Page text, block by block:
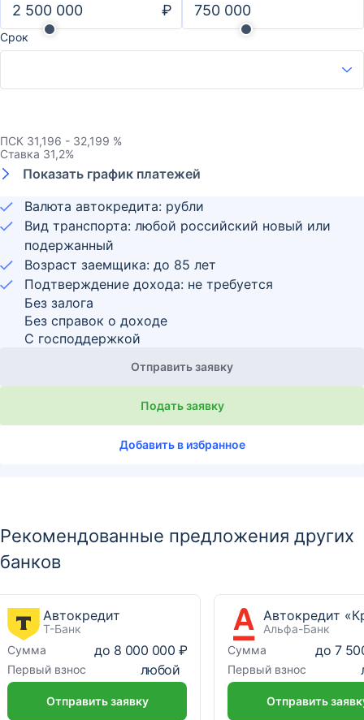
Добавить в избранное
Валюта автокредита: рубли
Вид транспорта: любой российский новый или
подержанный
Возраст заемщика: до 85 лет
Подтверждение дохода: не требуется
Без залога
Без справок о доходе
С господдержкой
Отправить заявку
Подать заявку
₽
Срок
ПСК 31,196 - 32,199 %
Ставка 31,2%
Показать график платежей
Рекомендованные предложения других
банков
Автокредит
Т-Банк
Сумма
до 8 000 000 ₽
Первый взнос любой
Отправить заявку
Альфа-Банк
Сумма
до 7
Первый взнос
Отправить